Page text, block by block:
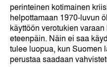
perinteinen kotimainen
helpottamaan 1970-luvun
käyttöön verotukien
eteenpäin. Näin ei saa
tulee luopua, kun Suomen
perustaa saadaan